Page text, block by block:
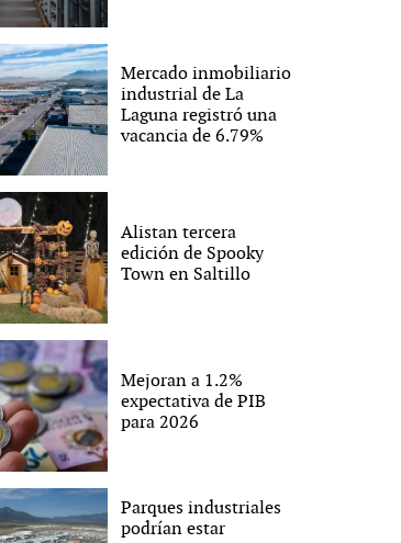
Mercado inmobiliario
industrial de La
Laguna registró una
vacancia de 6.79%
Alistan tercera
edición de Spooky
Town en Saltillo
Mejoran a 1.2%
expectativa de PIB
para 2026
Parques industriales
podrían estar